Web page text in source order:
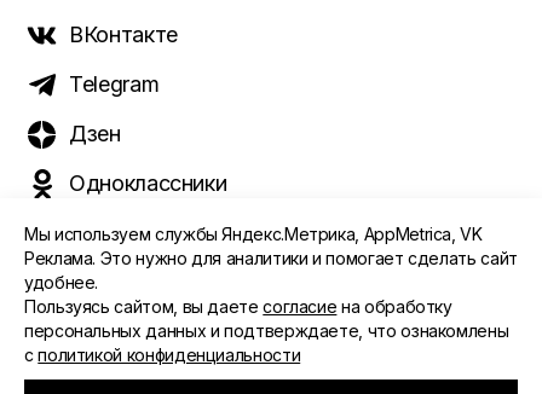
ВКонтакте
Telegram
Дзен
Одноклассники
©️ 2015 - 2026 Интернет-журнал «Морс». Все права
защищены
ПОЛИТИКА ОБРАБОТКИ ПЕРСОНАЛЬНЫХ ДАННЫХ
Мы используем службы Яндекс.Метрика, AppMetrica, VK
Реклама. Это нужно для аналитики и помогает сделать сайт
удобнее.
Пользуясь сайтом, вы даетесогласие на обработку
персональных данных и подтверждаете, что ознакомлены
сполитикой конфиденциальности